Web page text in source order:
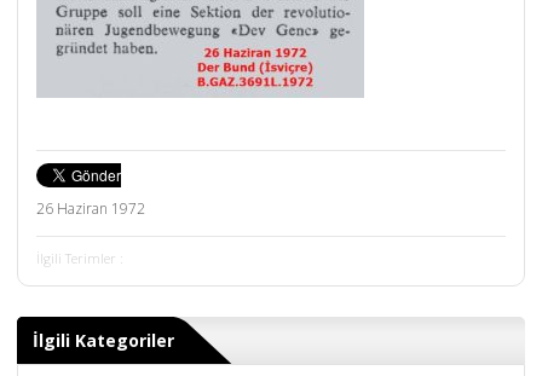
26 Haziran 1972
İlgili Terimler :
İlgili Kategoriler